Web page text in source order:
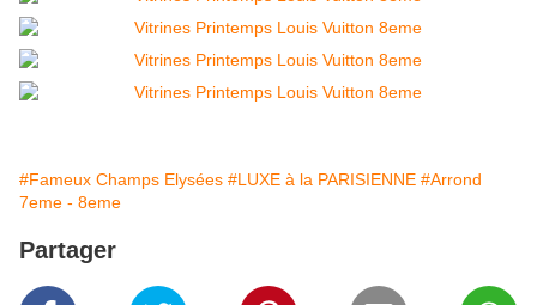
#Fameux Champs Elysées #LUXE à la PARISIENNE #Arrond
7eme - 8eme
Partager